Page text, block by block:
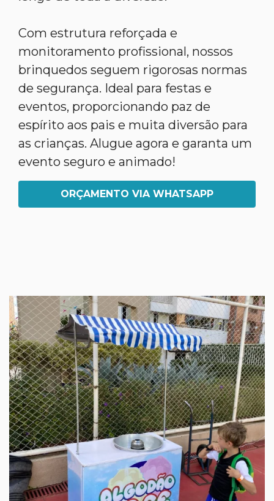
Com estrutura reforçada e
monitoramento profissional, nossos
brinquedos seguem rigorosas normas
de segurança. Ideal para festas e
eventos, proporcionando paz de
espírito aos pais e muita diversão para
as crianças. Alugue agora e garanta um
evento seguro e animado!
ORÇAMENTO VIA WHATSAPP